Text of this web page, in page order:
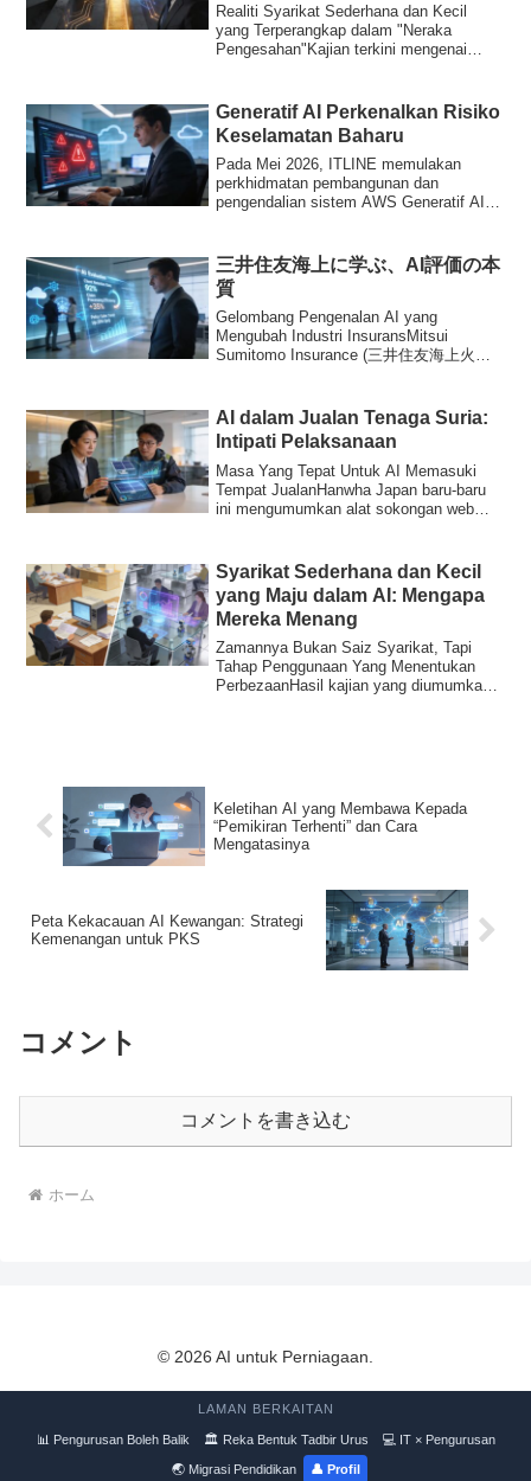
Realiti Syarikat Sederhana dan Kecil
yang Terperangkap dalam "Neraka
Pengesahan"Kajian terkini mengenai
Generatif AI Perkenalkan Risiko
Keselamatan Baharu
Pada Mei 2026, ITLINE memulakan
perkhidmatan pembangunan dan
pengendalian sistem AWS Generatif AI
三井住友海上に学ぶ、AI評価の本
質
Gelombang Pengenalan AI yang
Mengubah Industri InsuransMitsui
Sumitomo Insurance (三井住友海上火災
AI dalam Jualan Tenaga Suria:
Intipati Pelaksanaan
Masa Yang Tepat Untuk AI Memasuki
Tempat JualanHanwha Japan baru-baru
ini mengumumkan alat sokongan web
Syarikat Sederhana dan Kecil
yang Maju dalam AI: Mengapa
Mereka Menang
Zamannya Bukan Saiz Syarikat, Tapi
Tahap Penggunaan Yang Menentukan
PerbezaanHasil kajian yang diumumkan
Keletihan AI yang Membawa Kepada
“Pemikiran Terhenti” dan Cara
Mengatasinya
Peta Kekacauan AI Kewangan: Strategi
Kemenangan untuk PKS
コメント
コメントを書き込む
ホーム
© 2026 AI untuk Perniagaan.
LAMAN BERKAITAN
📊 Pengurusan Boleh Balik 🏛 Reka Bentuk Tadbir Urus 💻 IT × Pengurusan
🌏 Migrasi Pendidikan 👤 Profil